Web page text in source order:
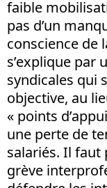
faible
pas d’un
conscience de
s’explique par
syndicales qui
objective, au
« points
une perte de
salariés. Il faut
grève